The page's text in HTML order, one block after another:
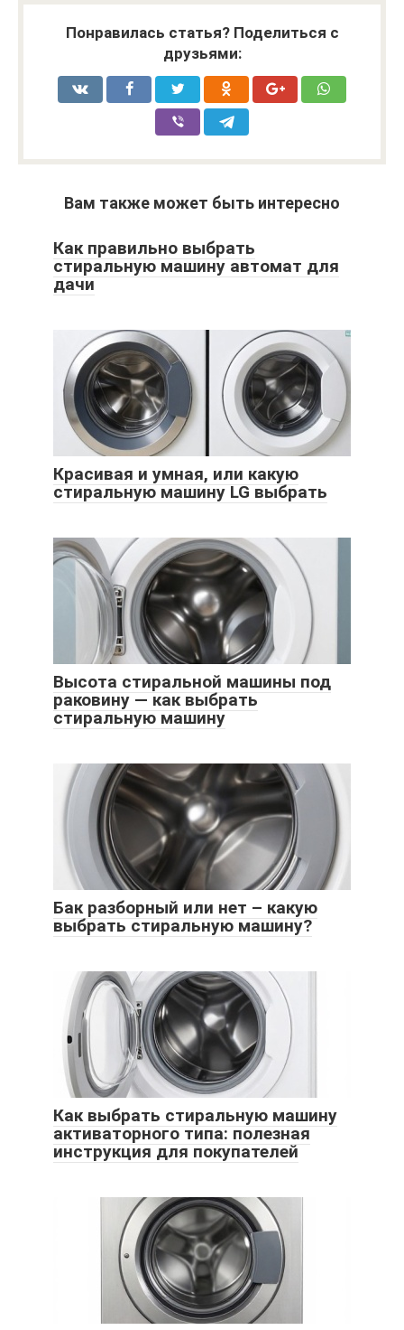
Понравилась статья? Поделиться с
друзьями:
Вам также может быть интересно
Как правильно выбрать
стиральную машину автомат для
дачи
Красивая и умная, или какую
стиральную машину LG выбрать
Высота стиральной машины под
раковину — как выбрать
стиральную машину
Бак разборный или нет – какую
выбрать стиральную машину?
Как выбрать стиральную машину
активаторного типа: полезная
инструкция для покупателей